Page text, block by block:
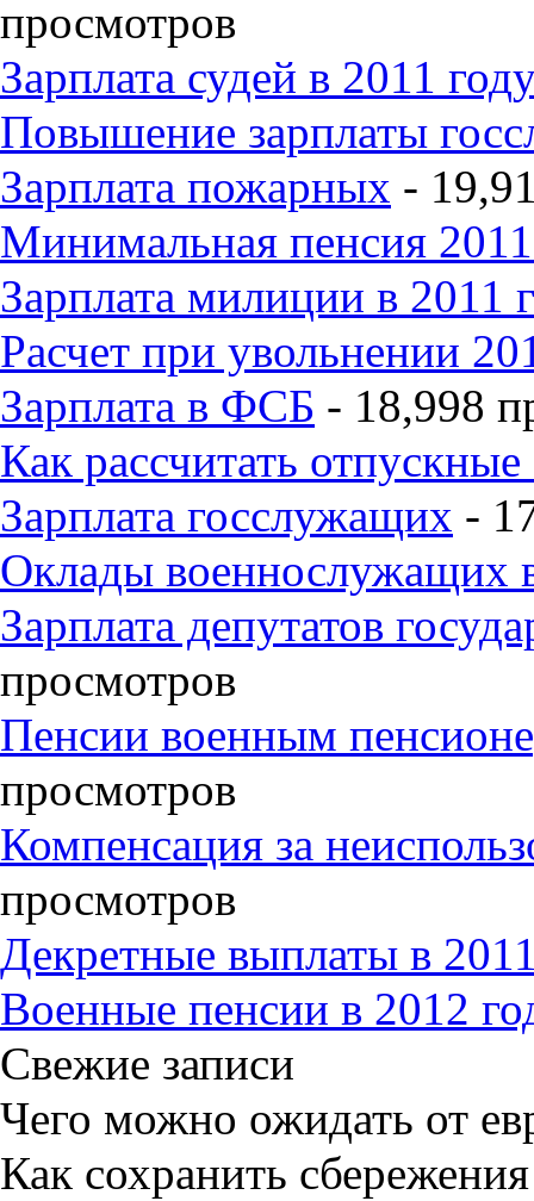
просмотров
Зарплата судей в 2011
Повышение зарплаты
Зарплата пожарных -
Минимальная пенсия
Зарплата милиции в 2011
Расчет при увольнении
Зарплата в ФСБ - 18,998
Как рассчитать
Зарплата госслужащих -
Оклады военнослужащих
Зарплата депутатов
просмотров
Пенсии военным
просмотров
Компенсация за
просмотров
Декретные выплаты в
Военные пенсии в 2012
Свежие записи
Чего можно ожидать от
Как сохранить